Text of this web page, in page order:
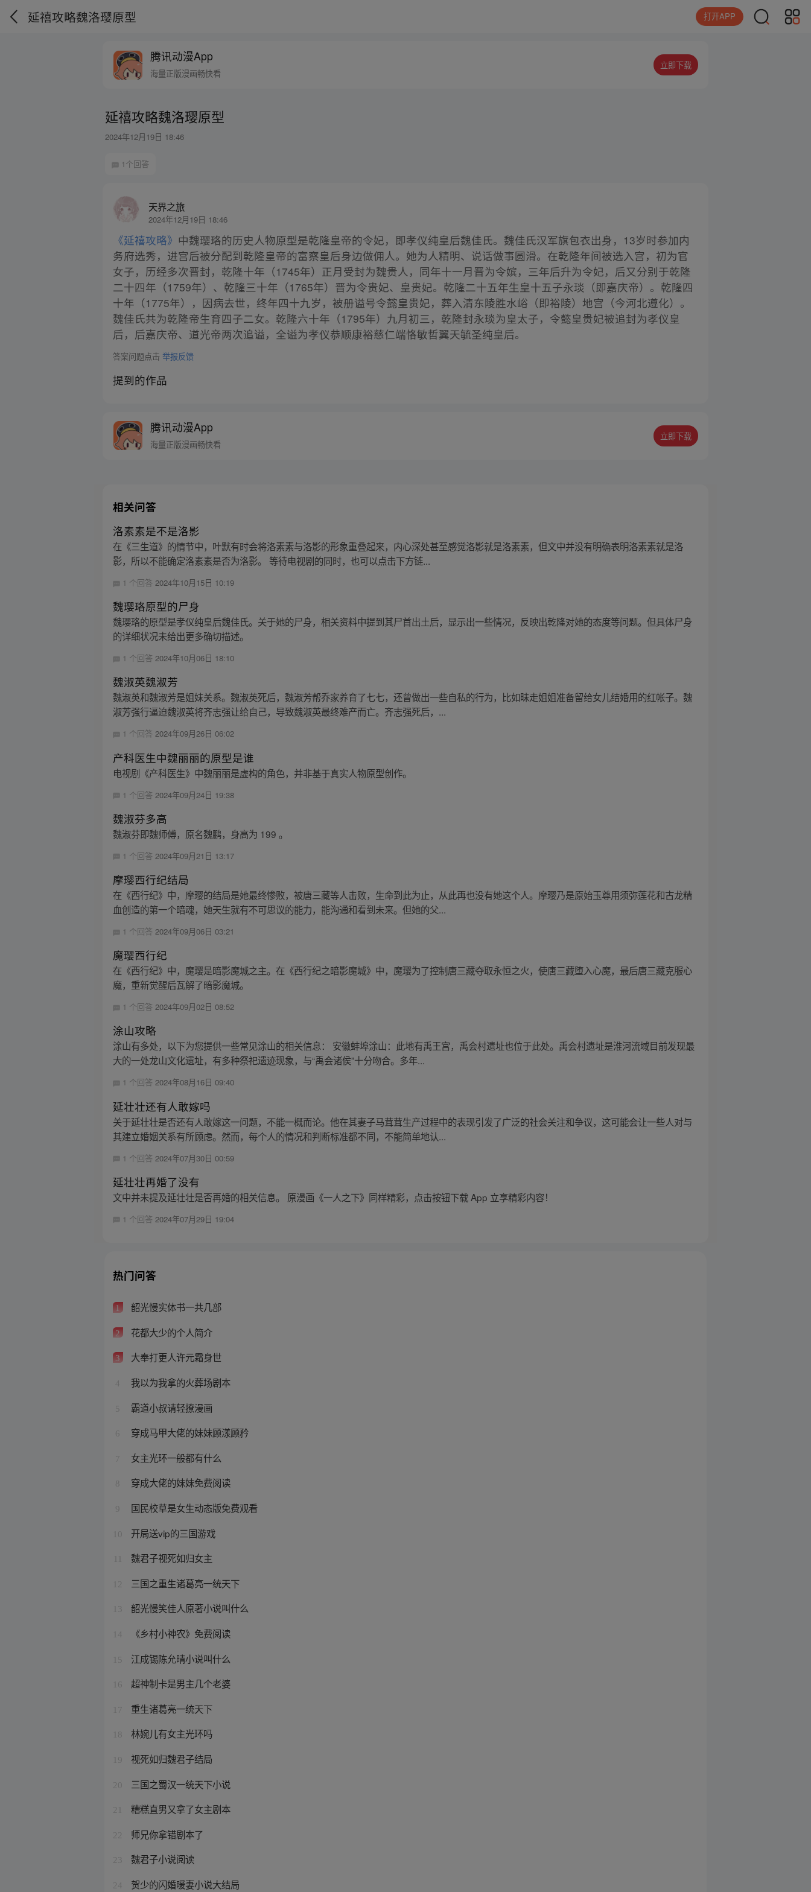
延禧攻略魏洛璎原型 打开APP
腾讯动漫App
海量正版漫画畅快看
立即下载
延禧攻略魏洛璎原型
2024年12月19日 18:46
1个回答
天界之旅
2024年12月19日 18:46
《延禧攻略》 中魏璎珞的历史人物原型是乾隆皇帝的令妃，即孝仪纯皇后魏佳氏。魏佳氏汉军旗包衣出身，13岁时参加内
务府选秀，进宫后被分配到乾隆皇帝的富察皇后身边做佣人。她为人精明、说话做事圆滑。在乾隆年间被选入宫，初为官
女子，历经多次晋封，乾隆十年（1745年）正月受封为魏贵人，同年十一月晋为令嫔，三年后升为令妃，后又分别于乾隆
二十四年（1759年）、乾隆三十年（1765年）晋为令贵妃、皇贵妃。乾隆二十五年生皇十五子永琰（即嘉庆帝）。乾隆四
十年（1775年），因病去世，终年四十九岁，被册谥号令懿皇贵妃，葬入清东陵胜水峪（即裕陵）地宫（今河北遵化）。
魏佳氏共为乾隆帝生育四子二女。乾隆六十年（1795年）九月初三，乾隆封永琰为皇太子，令懿皇贵妃被追封为孝仪皇
后，后嘉庆帝、道光帝两次追谥，全谥为孝仪恭顺康裕慈仁端恪敏哲翼天毓圣纯皇后。
答案问题点击举报反馈
提到的作品
腾讯动漫App
海量正版漫画畅快看
立即下载
相关问答
洛素素是不是洛影
在《三生道》的情节中，叶默有时会将洛素素与洛影的形象重叠起来，内心深处甚至感觉洛影就是洛素素，但文中并没有明确表明洛素素就是洛
影，所以不能确定洛素素是否为洛影。 等待电视剧的同时，也可以点击下方链...
1 个回答2024年10月15日 10:19
魏璎珞原型的尸身
魏璎珞的原型是孝仪纯皇后魏佳氏。关于她的尸身，相关资料中提到其尸首出土后，显示出一些情况，反映出乾隆对她的态度等问题。但具体尸身
的详细状况未给出更多确切描述。
1 个回答2024年10月06日 18:10
魏淑英魏淑芳
魏淑英和魏淑芳是姐妹关系。魏淑英死后，魏淑芳帮乔家养育了七七，还曾做出一些自私的行为，比如昧走姐姐准备留给女儿结婚用的红帐子。魏
淑芳强行逼迫魏淑英将齐志强让给自己，导致魏淑英最终难产而亡。齐志强死后，...
1 个回答2024年09月26日 06:02
产科医生中魏丽丽的原型是谁
电视剧《产科医生》中魏丽丽是虚构的角色，并非基于真实人物原型创作。
1 个回答 2024年09月24日 19:38
魏淑芬多高
魏淑芬即魏师傅，原名魏鹏，身高为 199 。
1 个回答 2024年09月21日 13:17
摩璎西行纪结局
在《西行纪》中，摩璎的结局是她最终惨败，被唐三藏等人击败，生命到此为止，从此再也没有她这个人。摩璎乃是原始玉尊用须弥莲花和古龙精
血创造的第一个暗魂，她天生就有不可思议的能力，能沟通和看到未来。但她的父...
1 个回答2024年09月06日 03:21
魔璎西行纪
在《西行纪》中，魔璎是暗影魔城之主。在《西行纪之暗影魔城》中，魔璎为了控制唐三藏夺取永恒之火，使唐三藏堕入心魔，最后唐三藏克服心
魔，重新觉醒后瓦解了暗影魔城。
1 个回答2024年09月02日 08:52
涂山攻略
涂山有多处，以下为您提供一些常见涂山的相关信息： 安徽蚌埠涂山：此地有禹王宫，禹会村遗址也位于此处。禹会村遗址是淮河流域目前发现最
大的一处龙山文化遗址，有多种祭祀遗迹现象，与“禹会诸侯”十分吻合。多年...
1 个回答2024年08月16日 09:40
延壮壮还有人敢嫁吗
关于延壮壮是否还有人敢嫁这一问题，不能一概而论。他在其妻子马茸茸生产过程中的表现引发了广泛的社会关注和争议，这可能会让一些人对与
其建立婚姻关系有所顾虑。然而，每个人的情况和判断标准都不同，不能简单地认...
1 个回答 2024年07月30日 00:59
延壮壮再婚了没有
文中并未提及延壮壮是否再婚的相关信息。 原漫画《一人之下》同样精彩，点击按钮下载 App 立享精彩内容！
1 个回答 2024年07月29日 19:04
热门问答
1 韶光慢实体书一共几部
2 花都大少的个人简介
3 大奉打更人许元霜身世
4 我以为我拿的火葬场剧本
5 霸道小叔请轻撩漫画
6 穿成马甲大佬的妹妹顾漾顾矜
7 女主光环一般都有什么
8 穿成大佬的妹妹免费阅读
9 国民校草是女生动态版免费观看
10 开局送vip的三国游戏
魏君子视死如归女主
12 三国之重生诸葛亮一统天下
13 韶光慢笑佳人原著小说叫什么
14 《乡村小神农》免费阅读
15 江成锡陈允晴小说叫什么
16 超神制卡是男主几个老婆
17 重生诸葛亮一统天下
18 林婉儿有女主光环吗
19 视死如归魏君子结局
20 三国之蜀汉一统天下小说
21 糟糕直男又拿了女主剧本
22 师兄你拿错剧本了
23 魏君子小说阅读
24 贺少的闪婚暖妻小说大结局